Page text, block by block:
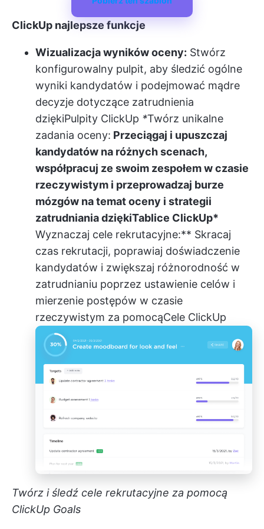
ClickUp najlepsze funkcje
Wizualizacja wyników oceny: Stwórz
konfigurowalny pulpit, aby śledzić ogólne
wyniki kandydatów i podejmować mądre
decyzje dotyczące zatrudnienia
dziękiPulpity ClickUp *Twórz unikalne
zadania oceny: Przeciągaj i upuszczaj
kandydatów na różnych scenach,
współpracuj ze swoim zespołem w czasie
rzeczywistym i przeprowadzaj burze
mózgów na temat oceny i strategii
zatrudniania dziękiTablice ClickUp*
Wyznaczaj cele rekrutacyjne:** Skracaj
czas rekrutacji, poprawiaj doświadczenie
kandydatów i zwiększaj różnorodność w
zatrudnianiu poprzez ustawienie celów i
mierzenie postępów w czasie
rzeczywistym za pomocąCele ClickUp
Twórz i śledź cele rekrutacyjne za pomocą
ClickUp Goals